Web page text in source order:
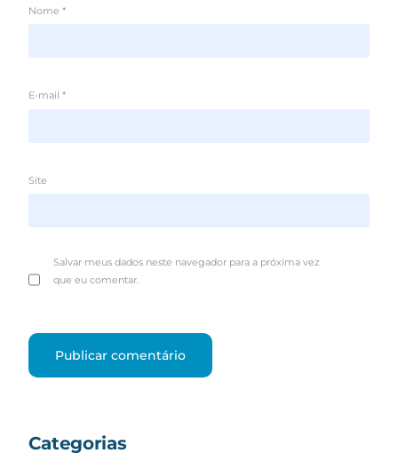
Nome*
E-mail*
Site
Salvar meus dados neste navegador para a próxima vez
que eu comentar.
Categorias